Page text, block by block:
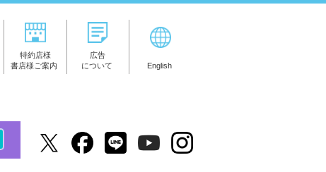
特約店様
書店様ご案内
広告
について
English